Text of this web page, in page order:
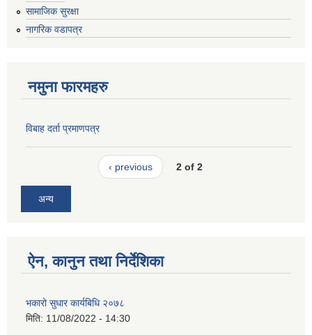
सामाजिक सुरक्षा
नागरिक वडापत्र
नमुना फारमहरु
विबाह दर्ता प्रमाणपत्र
‹ previous 2 of 2
अन्य
ऐन, कानुन तथा निर्देशिका
भकारो सुधार कार्यबिधि २०७८
मिति: 11/08/2022 - 14:30